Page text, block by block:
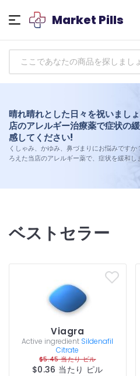
Market Pills
晴れ晴れとした日々を祝いまし
店のアレルギー治療薬で症状の
感してください!
くしゃみ、かゆみ、鼻づまりにお悩みですか
ろえた当店のアレルギー薬で、症状を緩和し
健康改善：信頼できる抗生物質
今すぐゲットしましょう!
今日から健康管理を始めましょう。信頼でき
生物質医薬品のセレクションから薬を購入し
スな日々に向けて服用する高品質で信頼性の
る体の違いを体験してください。
ベストセラー
Viagra
Active ingredient Sildenafil
Citrate
$5.45 当たり ピル
$0.36 当たり ピル